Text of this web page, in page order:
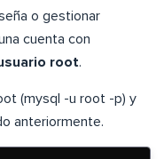
o gestionar
cuenta con
root.
(mysql -u root -p) y
anteriormente.